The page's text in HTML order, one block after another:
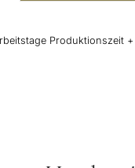
Produktionszeit